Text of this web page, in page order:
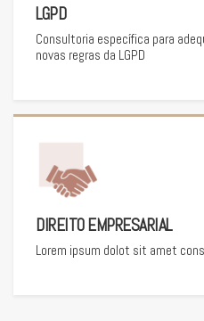
LGPD
Consultoria específica para
novas regras da LGPD
DIREITO EMPRESARIAL
Lorem ipsum dolot sit amet